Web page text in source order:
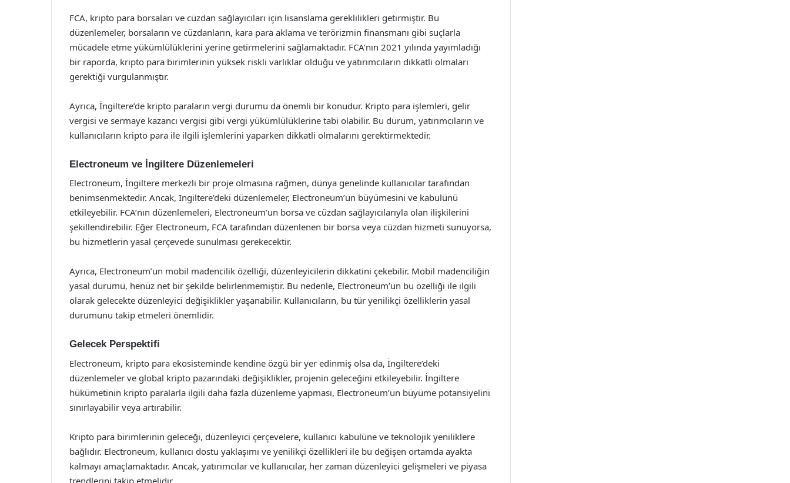
FCA, kripto para borsaları ve cüzdan sağlayıcıları için lisanslama gereklilikleri getirmiştir. Bu
düzenlemeler, borsaların ve cüzdanların, kara para aklama ve terörizmin finansmanı gibi suçlarla
mücadele etme yükümlülüklerini yerine getirmelerini sağlamaktadır. FCA’nın 2021 yılında yayımladığı
bir raporda, kripto para birimlerinin yüksek riskli varlıklar olduğu ve yatırımcıların dikkatli olmaları
gerektiği vurgulanmıştır.
Ayrıca, İngiltere’de kripto paraların vergi durumu da önemli bir konudur. Kripto para işlemleri, gelir
vergisi ve sermaye kazancı vergisi gibi vergi yükümlülüklerine tabi olabilir. Bu durum, yatırımcıların ve
kullanıcıların kripto para ile ilgili işlemlerini yaparken dikkatli olmalarını gerektirmektedir.
Electroneum ve İngiltere Düzenlemeleri
Electroneum, İngiltere merkezli bir proje olmasına rağmen, dünya genelinde kullanıcılar tarafından
benimsenmektedir. Ancak, İngiltere’deki düzenlemeler, Electroneum’un büyümesini ve kabulünü
etkileyebilir. FCA’nın düzenlemeleri, Electroneum’un borsa ve cüzdan sağlayıcılarıyla olan ilişkilerini
şekillendirebilir. Eğer Electroneum, FCA tarafından düzenlenen bir borsa veya cüzdan hizmeti sunuyorsa,
bu hizmetlerin yasal çerçevede sunulması gerekecektir.
Ayrıca, Electroneum’un mobil madencilik özelliği, düzenleyicilerin dikkatini çekebilir. Mobil madenciliğin
yasal durumu, henüz net bir şekilde belirlenmemiştir. Bu nedenle, Electroneum’un bu özelliği ile ilgili
olarak gelecekte düzenleyici değişiklikler yaşanabilir. Kullanıcıların, bu tür yenilikçi özelliklerin yasal
durumunu takip etmeleri önemlidir.
Gelecek Perspektifi
Electroneum, kripto para ekosisteminde kendine özgü bir yer edinmiş olsa da, İngiltere’deki
düzenlemeler ve global kripto pazarındaki değişiklikler, projenin geleceğini etkileyebilir. İngiltere
hükümetinin kripto paralarla ilgili daha fazla düzenleme yapması, Electroneum’un büyüme potansiyelini
sınırlayabilir veya artırabilir.
Kripto para birimlerinin geleceği, düzenleyici çerçevelere, kullanıcı kabulüne ve teknolojik yeniliklere
bağlıdır. Electroneum, kullanıcı dostu yaklaşımı ve yenilikçi özellikleri ile bu değişen ortamda ayakta
kalmayı amaçlamaktadır. Ancak, yatırımcılar ve kullanıcılar, her zaman düzenleyici gelişmeleri ve piyasa
trendlerini takip etmelidir.